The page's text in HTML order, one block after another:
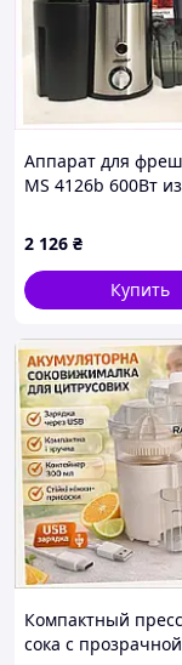
Аппарат для
MS 4126b 600Вт из
28486C3H9
2 126 ₴
Купить
Компактный
сока с